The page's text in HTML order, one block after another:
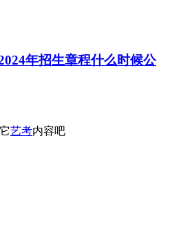
年招生章程什么时候公
艺考内容吧